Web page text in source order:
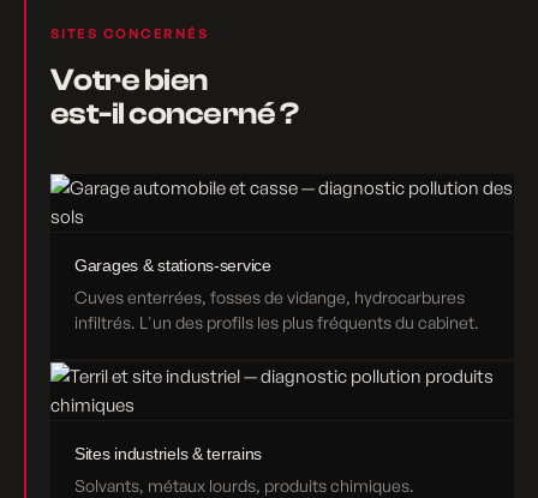
SITES CONCERNÉS
Votre bien
est-il concerné ?
Garages & stations-service
Cuves enterrées, fosses de vidange, hydrocarbures
infiltrés. L'un des profils les plus fréquents du cabinet.
Sites industriels & terrains
Solvants, métaux lourds, produits chimiques.